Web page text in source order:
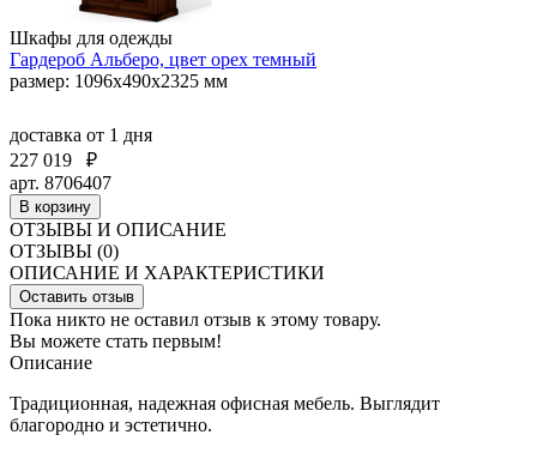
Шкафы для одежды
Гардероб Альберо, цвет орех темный
размер: 1096x490x2325 мм
доставка от 1 дня
227 019
₽
арт. 8706407
В корзину
ОТЗЫВЫ И ОПИСАНИЕ
ОТЗЫВЫ (0)
ОПИСАНИЕ И ХАРАКТЕРИСТИКИ
Оставить отзыв
Пока никто не оставил отзыв к этому товару.
Вы можете стать первым!
Описание
Традиционная, надежная офисная мебель. Выглядит
благородно и эстетично.